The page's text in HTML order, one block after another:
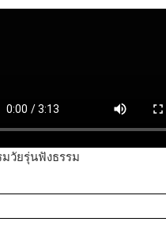
มวัยรุ่นฟังธรรม